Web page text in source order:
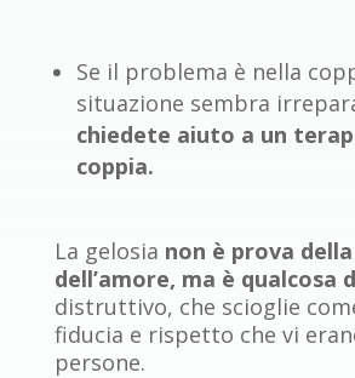
Se il problema è nella
situazione sembra
chiedete aiuto a un
coppia.
La gelosia non è prova
dell’amore, ma è qualcosa
distruttivo, che scioglie
fiducia e rispetto che vi
persone.